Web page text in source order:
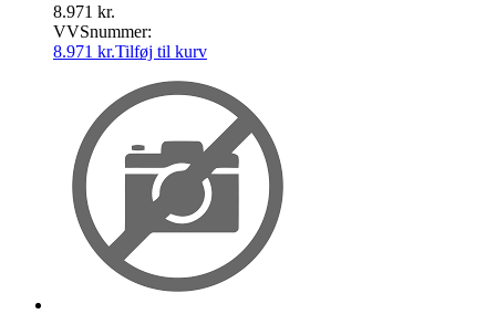
8.971 kr.
VVSnummer:
8.971 kr.Tilføj til kurv